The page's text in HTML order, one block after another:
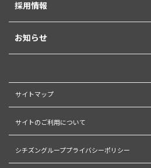
採用情報
お知らせ
サイトマップ
サイトのご利用について
シチズングループプライバシーポリシー